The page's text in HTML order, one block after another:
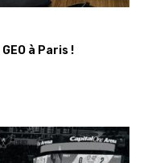
à Paris !